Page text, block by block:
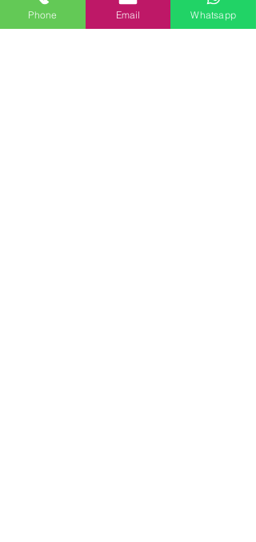
Veranstaltungstechnik bei TOP RENT - für mehr Infos hier klicken
Phone Email Whatsapp